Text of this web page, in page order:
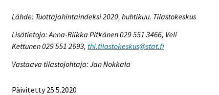
Lähde: Tuottajahintaindeksi 2020, huhtikuu. Tilastokeskus
Lisätietoja: Anna-Riikka Pitkänen 029 551 3466, Veli
Kettunen 029 551 2693, thi.tilastokeskus@stat.fi
Vastaava tilastojohtaja: Jan Nokkala
Päivitetty 25.5.2020